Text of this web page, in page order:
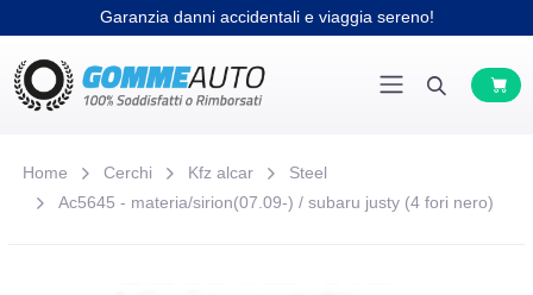
Garanzia danni accidentali e viaggia sereno!
Home Cerchi Kfz alcar
Steel
Ac5645 - materia/sirion(07.09-) / subaru justy (4 fori nero)